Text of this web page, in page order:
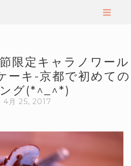
限定キャラノワール
ーキ-京都で初めての
グ(*^_^*)
4月 25, 2017